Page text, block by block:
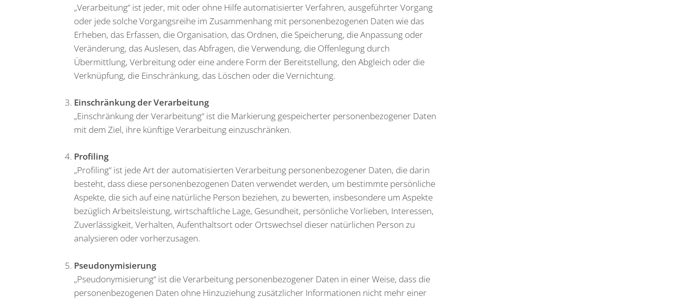
„Verarbeitung“ ist jeder, mit oder ohne Hilfe automatisierter Verfahren, ausgeführter Vorgang
oder jede solche Vorgangsreihe im Zusammenhang mit personenbezogenen Daten wie das
Erheben, das Erfassen, die Organisation, das Ordnen, die Speicherung, die Anpassung oder
Veränderung, das Auslesen, das Abfragen, die Verwendung, die Offenlegung durch
Übermittlung, Verbreitung oder eine andere Form der Bereitstellung, den Abgleich oder die
Verknüpfung, die Einschränkung, das Löschen oder die Vernichtung.
Einschränkung der Verarbeitung
„Einschränkung der Verarbeitung“ ist die Markierung gespeicherter personenbezogener Daten
mit dem Ziel, ihre künftige Verarbeitung einzuschränken.
Profiling
„Profiling“ ist jede Art der automatisierten Verarbeitung personenbezogener Daten, die darin
besteht, dass diese personenbezogenen Daten verwendet werden, um bestimmte persönliche
Aspekte, die sich auf eine natürliche Person beziehen, zu bewerten, insbesondere um Aspekte
bezüglich Arbeitsleistung, wirtschaftliche Lage, Gesundheit, persönliche Vorlieben, Interessen,
Zuverlässigkeit, Verhalten, Aufenthaltsort oder Ortswechsel dieser natürlichen Person zu
analysieren oder vorherzusagen.
Pseudonymisierung
„Pseudonymisierung“ ist die Verarbeitung personenbezogener Daten in einer Weise, dass die
personenbezogenen Daten ohne Hinzuziehung zusätzlicher Informationen nicht mehr einer